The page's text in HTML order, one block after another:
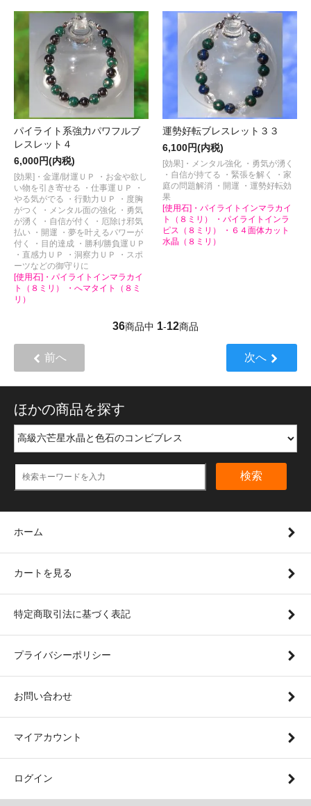
パイライト系強力パワフルブ
レスレット４
6,000円(内税)
[効果]・金運/財運ＵＰ ・お金や欲し
い物を引き寄せる ・仕事運ＵＰ ・
やる気がでる ・行動力ＵＰ ・度胸
がつく ・メンタル面の強化 ・勇気
が湧く ・自信が付く ・厄除け邪気
払い ・開運 ・夢を叶えるパワーが
付く ・目的達成 ・勝利/勝負運ＵＰ
・直感力ＵＰ ・洞察力ＵＰ ・スポ
ーツなどの御守りに
[使用石]・パイライトインマラカイ
ト（８ミリ） ・へマタイト（８ミ
リ）
運勢好転ブレスレット３３
6,100円(内税)
[効果]・メンタル強化 ・勇気が湧く
・自信が持てる ・緊張を解く ・家
庭の問題解消 ・開運 ・運勢好転効
果
[使用石]・パイライトインマラカイ
ト（８ミリ） ・パイライトインラ
ピス（８ミリ） ・６４面体カット
水晶（８ミリ）
36商品中 1-12商品
前へ 次へ
ほかの商品を探す
検索
ホーム
カートを見る
特定商取引法に基づく表記
プライバシーポリシー
お問い合わせ
マイアカウント
ログイン